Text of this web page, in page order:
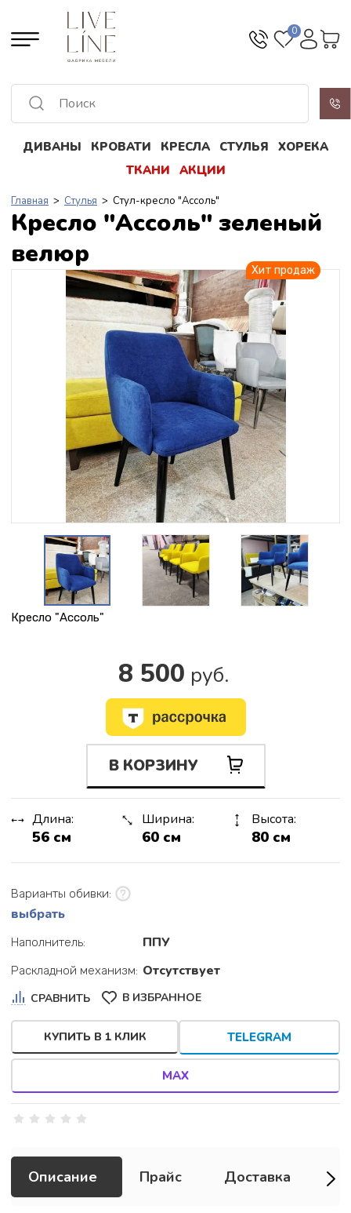
ДИВАНЫ КРОВАТИ КРЕСЛА СТУЛЬЯ
ХОРЕКА
ТКАНИ
АКЦИИ
0
Главная > Стулья > Стул-кресло "Ассоль"
Кресло "Ассоль" зеленый
велюр
Хит продаж
Кресло "Ассоль"
8 500 руб.
В КОРЗИНУ
Длина:
56 см
Ширина:
60 см
Высота:
80 см
Варианты обивки:
выбрать
Наполнитель: ППУ
Раскладной механизм: Отсутствует
СРАВНИТЬ В ИЗБРАННОЕ
КУПИТЬ В 1 КЛИК TELEGRAM
MAX
Описание Прайс Доставка